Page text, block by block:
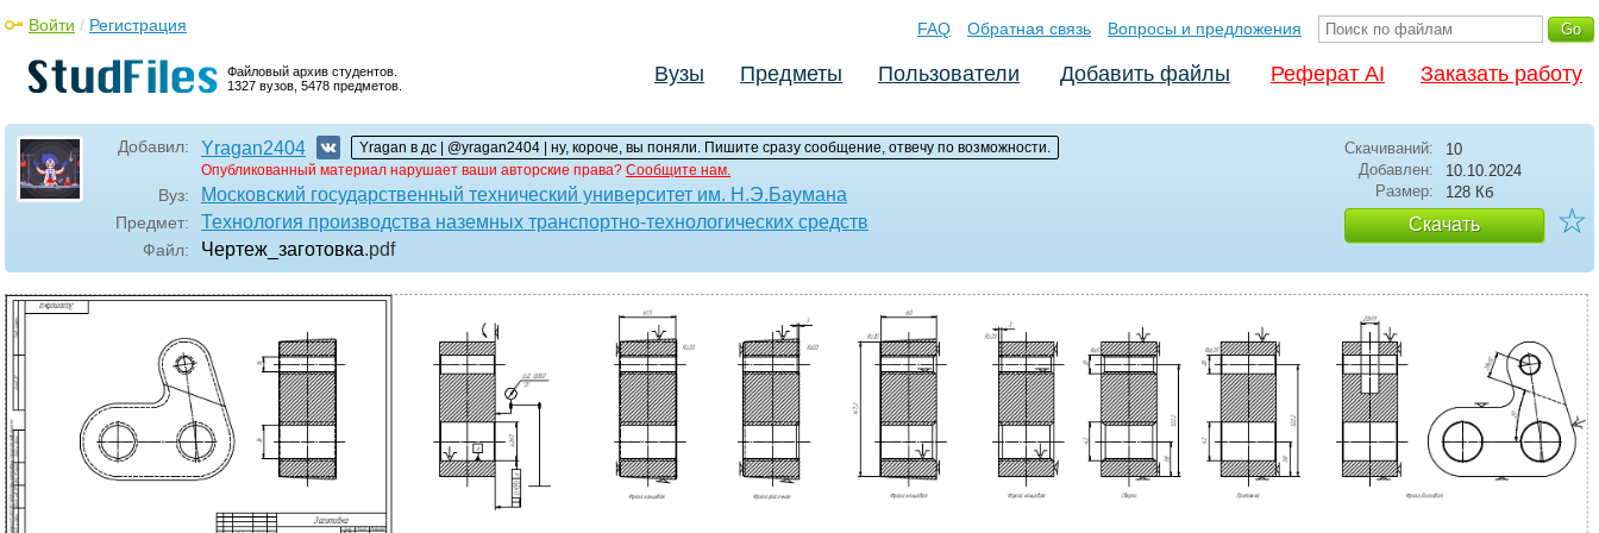
Файловый архив студентов.
1327 вузов, 5478 предметов.
Войти / Регистрация FAQ Обратная связь Вопросы и предложения
Вузы Предметы Пользователи Добавить файлы Реферат AI Заказать работу
Добавил: Yragan2404
Yragan в дс | @yragan2404 | ну, короче, вы поняли. Пишите сразу сообщение, отвечу по возможности.
Опубликованный материал нарушает ваши авторские права? Сообщите нам.
Вуз: Московский государственный технический университет им. H.Э.Баумана
Предмет: Технология производства наземных транспортно-технологических средств
Файл: Чертеж_заготовка.pdf
Скачиваний:
10
Добавлен:
10.10.2024
Размер:
128 Кб
Скачать ☆